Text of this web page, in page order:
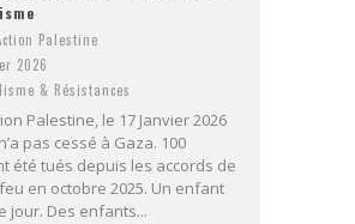
Palestine
2026
& Résistances
Palestine, le 17 Janvier 2026
pas cessé à Gaza. 100
été tués depuis les accords de
en octobre 2025. Un enfant
jour. Des enfants...